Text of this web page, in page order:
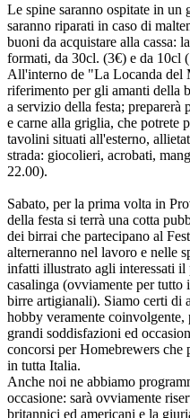
Le spine saranno ospitate in un
saranno riparati in caso di
buoni da acquistare alla cassa:
formati, da 30cl. (3€) e da 10cl
All'interno de "La Locanda del
riferimento per gli amanti della
a servizio della festa; preparerà
e carne alla griglia, che potrete
tavolini situati all'esterno,
strada: giocolieri, acrobati,
22.00).
Sabato, per la prima volta in
della festa si terrà una cotta
dei birrai che partecipano al
alterneranno nel lavoro e nelle
infatti illustrato agli interessati
casalinga (ovviamente per
birre artigianali). Siamo certi di
hobby veramente coinvolgente,
grandi soddisfazioni ed
concorsi per Homebrewers che
in tutta Italia.
Anche noi ne abbiamo
occasione: sarà ovviamente
britannici ed americani e la